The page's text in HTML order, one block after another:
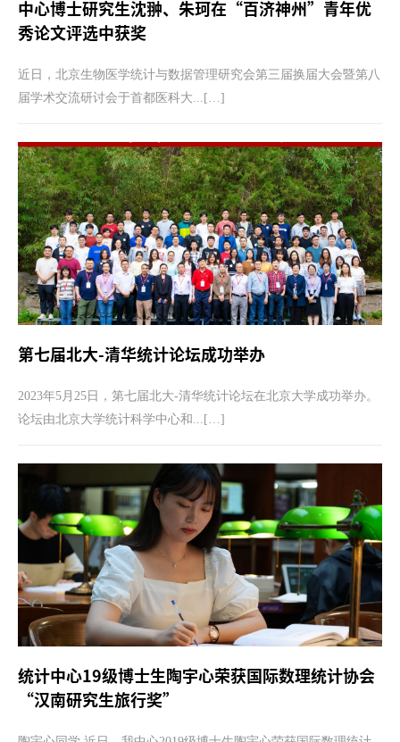
中心博士研究生沈翀、朱珂在“百济神州”青年优
秀论文评选中获奖
近日，北京生物医学统计与数据管理研究会第三届换届大会暨第八
届学术交流研讨会于首都医科大...[…]
第七届北大-清华统计论坛成功举办
2023年5月25日，第七届北大-清华统计论坛在北京大学成功举办。
论坛由北京大学统计科学中心和...[…]
统计中心19级博士生陶宇心荣获国际数理统计协会
“汉南研究生旅行奖”